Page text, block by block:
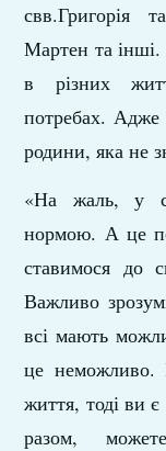
свв.Григорія
Мартен та
в різних
потребах. Адже
родини, яка не
«На жаль, у
нормою. А це
ставимося до
Важливо
всі мають
це неможливо.
життя, тоді ви
разом,